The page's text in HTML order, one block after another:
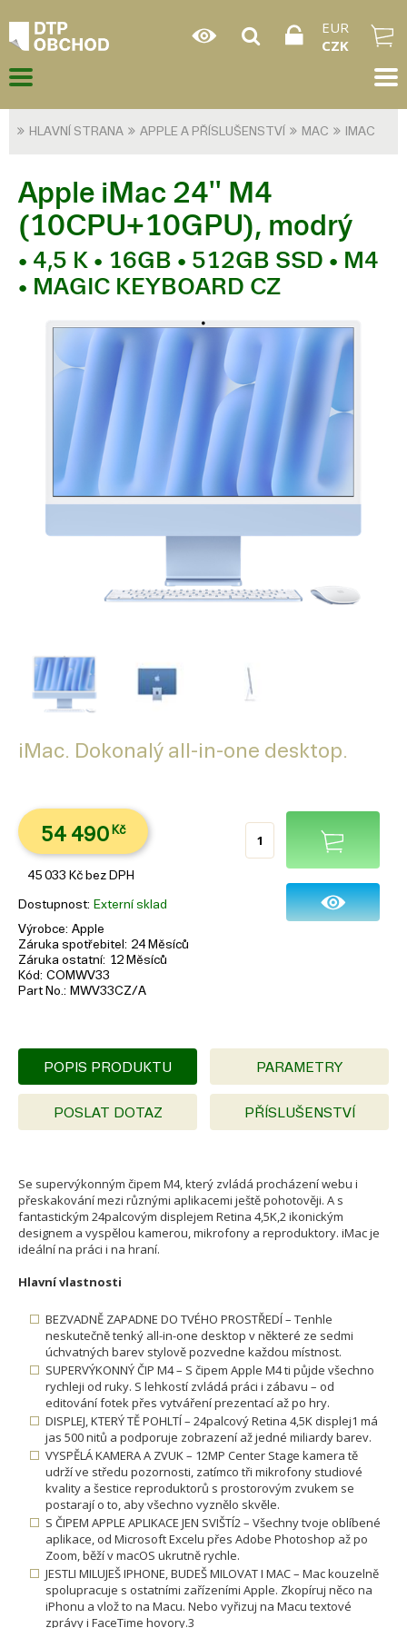
EUR
CZK
HLAVNÍ STRANA APPLE A PŘÍSLUŠENSTVÍ MAC IMAC
Apple iMac 24'' M4
(10CPU+10GPU), modrý
• 4,5 K • 16GB • 512GB SSD • M4
• MAGIC KEYBOARD CZ
iMac. Dokonalý all-in-one desktop.
54 490 Kč
45 033 Kč bez DPH
Dostupnost Externí sklad
Výrobce Apple
Záruka spotřebitel
24 Měsíců
Záruka ostatní 12 Měsíců
Kód COMWV33
Part No.
MWV33CZ/A
POPIS PRODUKTU PARAMETRY
POSLAT DOTAZ PŘÍSLUŠENSTVÍ
Se supervýkonným čipem M4, který zvládá procházení webu i
přeskakování mezi různými aplikacemi ještě pohotověji. A s
fantastickým 24palcovým displejem Retina 4,5K,2 ikonickým
designem a vyspělou kamerou, mikrofony a reproduktory. iMac je
ideální na práci i na hraní.
Hlavní vlastnosti
BEZVADNĚ ZAPADNE DO TVÉHO PROSTŘEDÍ – Tenhle
neskutečně tenký all-in-one desktop v některé ze sedmi
úchvatných barev stylově pozvedne každou místnost.
SUPERVÝKONNÝ ČIP M4 – S čipem Apple M4 ti půjde všechno
rychleji od ruky. S lehkostí zvládá práci i zábavu – od
editování fotek přes vytváření prezentací až po hry.
DISPLEJ, KTERÝ TĚ POHLTÍ – 24palcový Retina 4,5K displej1 má
jas 500 nitů a podporuje zobrazení až jedné miliardy barev.
VYSPĚLÁ KAMERA A ZVUK – 12MP Center Stage kamera tě
udrží ve středu pozornosti, zatímco tři mikrofony studiové
kvality a šestice reproduktorů s prostorovým zvukem se
postarají o to, aby všechno vyznělo skvěle.
S ČIPEM APPLE APLIKACE JEN SVIŠTÍ2 – Všechny tvoje oblíbené
aplikace, od Microsoft Excelu přes Adobe Photoshop až po
Zoom, běží v macOS ukrutně rychle.
JESTLI MILUJEŠ IPHONE, BUDEŠ MILOVAT I MAC – Mac kouzelně
spolupracuje s ostatními zařízeními Apple. Zkopíruj něco na
iPhonu a vlož to na Macu. Nebo vyřizuj na Macu textové
zprávy i FaceTime hovory.3